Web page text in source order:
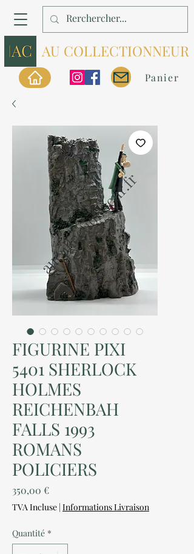
AU COLLECTIONNEUR
Panier
FIGURINE PIXI
5401 SHERLOCK
HOLMES
REICHENBAH
FALLS 1993
ROMANS
POLICIERS
350,00 €Prix
TVA Incluse | Informations Livraison
Quantité *